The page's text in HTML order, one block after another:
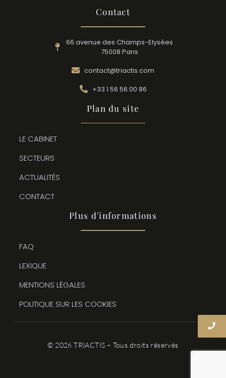
Contact
66 avenue des Champs-Elysées
75008 Paris
contact@triactis.com
+33 1 56 56 00 86
Plan du site
LE CABINET
SECTEURS
ACTUALITÉS
CONTACT
Plus d'informations
FAQ
LEXIQUE
MENTIONS LÉGALES
POLITIQUE SUR LES COOKIES
© 2026 TRIACTIS – Tous droits réservés